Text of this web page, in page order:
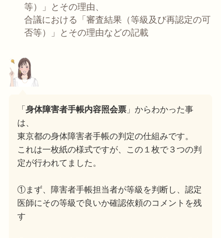
等）」とその理由、
合議における「審査結果（等級及び再認定の可
否等）」とその理由などの記載
「 身体障害者手帳内容照会票」からわかった事
は、
東京都の身体障害者手帳の判定の仕組みです。
これは一枚紙の様式ですが、この１枚で３つの判
定が行われてました。
①まず、障害者手帳担当者が等級を判断し、認定
医師にその等級で良いか確認依頼のコメントを残
す